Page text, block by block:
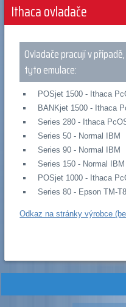
Ithaca ovladače
Ovladače pracují v
tyto emulace:
POSjet 1500 - Ithaca
BANKjet 1500 - Ithaca
Series 280 - Ithaca
Series 50 - Normal IBM
Series 90 - Normal IBM
Series 150 - Normal IBM
POSjet 1000 - Ithaca
Series 80 - Epson TM-
Odkaz na stránky výrobce